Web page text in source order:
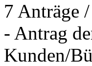
7 Anträge
- Antrag
Kunden/